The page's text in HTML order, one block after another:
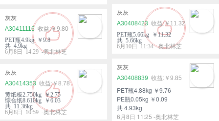
灰灰
A30408423
￥11.32
PET瓶5.66kg ￥11.32
共 5.66kg
6月10日 11:34 -奥北林芝
灰灰
A30411116
￥9.80
PET瓶4.9kg ￥9.8
共 4.9kg
6月8日 14:29 -奥北林芝
灰灰
A30408839
￥9.85
PET瓶4.88kg ￥9.76
PE瓶0.05kg ￥0.09
共 4.93kg
6月8日 11:25 -奥北林芝
灰灰
A30414353
￥8.78
黄纸板2.750kg ￥2.75
综合纸8.610kg ￥6.03
共 11.36kg
6月8日 10:59 -奥北林芝